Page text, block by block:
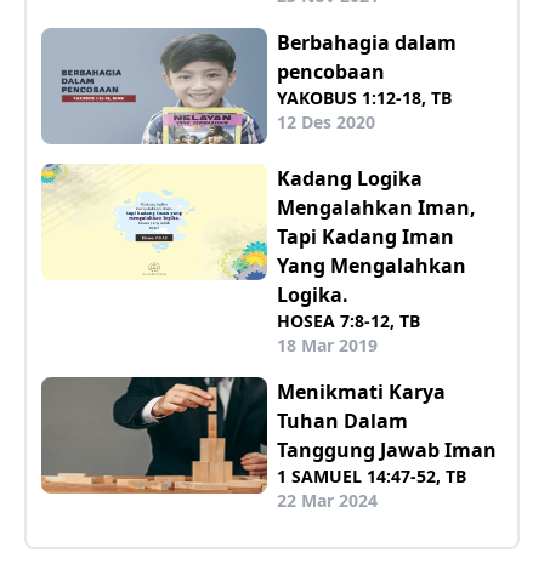
Berbahagia dalam
pencobaan
YAKOBUS 1:12-18, TB
12 Des 2020
Kadang Logika
Mengalahkan Iman,
Tapi Kadang Iman
Yang Mengalahkan
Logika.
HOSEA 7:8-12, TB
18 Mar 2019
Menikmati Karya
Tuhan Dalam
Tanggung Jawab Iman
1 SAMUEL 14:47-52, TB
22 Mar 2024